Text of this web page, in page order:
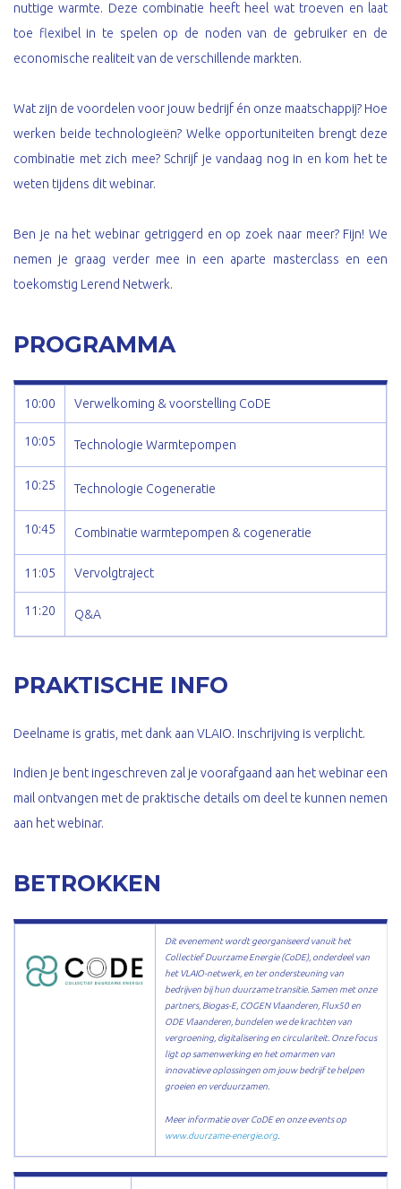
nuttige warmte. Deze combinatie heeft heel wat troeven en laat
toe flexibel in te spelen op de noden van de gebruiker en de
economische realiteit van de verschillende markten.
Wat zijn de voordelen voor jouw bedrijf én onze maatschappij? Hoe
werken beide technologieën? Welke opportuniteiten brengt deze
combinatie met zich mee? Schrijf je vandaag nog in en kom het te
weten tijdens dit webinar.
Ben je na het webinar getriggerd en op zoek naar meer? Fijn! We
nemen je graag verder mee in een aparte masterclass en een
toekomstig Lerend Netwerk.
PROGRAMMA
10:00 Verwelkoming & voorstelling CoDE
10:05 Technologie Warmtepompen
10:25 Technologie Cogeneratie
10:45 Combinatie warmtepompen & cogeneratie
11:05 Vervolgtraject
11:20 Q&A
PRAKTISCHE INFO
Deelname is gratis, met dank aan VLAIO. Inschrijving is verplicht.
Indien je bent ingeschreven zal je voorafgaand aan het webinar een
mail ontvangen met de praktische details om deel te kunnen nemen
aan het webinar.
BETROKKEN
Dit evenement wordt georganiseerd vanuit het
Collectief Duurzame Energie (CoDE), onderdeel van
het VLAIO-netwerk, en ter ondersteuning van
bedrijven bij hun duurzame transitie. Samen met onze
partners, Biogas-E, COGEN Vlaanderen, Flux50 en
ODE Vlaanderen, bundelen we de krachten van
vergroening, digitalisering en circulariteit. Onze focus
ligt op samenwerking en het omarmen van
innovatieve oplossingen om jouw bedrijf te helpen
groeien en verduurzamen.
Meer informatie over CoDE en onze events op
www.duurzame-energie.org.